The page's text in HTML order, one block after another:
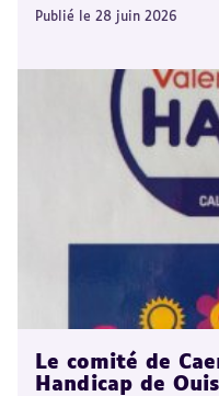
Publié le 28 juin 2026
Le comité de
Handicap de